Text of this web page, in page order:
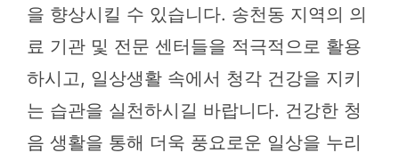
을 향상시킬 수 있습니다. 송천동 지역의 의
료 기관 및 전문 센터들을 적극적으로 활용
하시고, 일상생활 속에서 청각 건강을 지키
는 습관을 실천하시길 바랍니다. 건강한 청
음 생활을 통해 더욱 풍요로운 일상을 누리